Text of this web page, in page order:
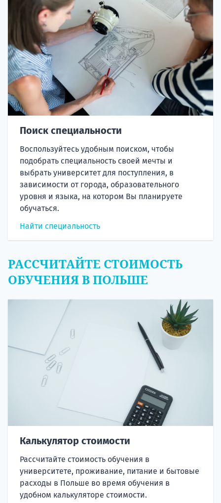
Поиск специальности
Воспользуйтесь удобным поиском, чтобы
подобрать специальность своей мечты и
выбрать университет для поступления, в
зависимости от города, образовательного
уровня и языка, на котором Вы планируете
обучаться.
Найти специальность
РАССЧИТАЙТЕ СТОИМОСТЬ
ОБУЧЕНИЯ В ПОЛЬШЕ
Калькулятор стоимости
Рассчитайте стоимость обучения в
университете, проживание, питание и бытовые
расходы в Польше во время обучения в
удобном калькуляторе стоимости.